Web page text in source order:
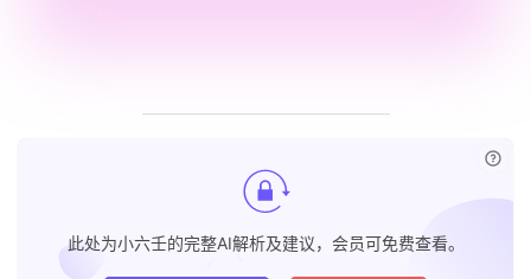
此处为小六壬的完整AI解析及建议，会员可免费查看。